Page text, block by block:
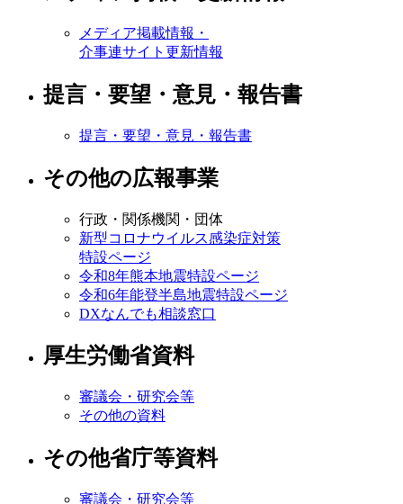
メディア掲載情報・
介事連サイト更新情報
提言・要望・意見・報告書
提言・要望・意見・報告書
その他の広報事業
行政・関係機関・団体
新型コロナウイルス感染症対策
特設ページ
令和8年熊本地震特設ページ
令和6年能登半島地震特設ページ
DXなんでも相談窓口
厚生労働省資料
審議会・研究会等
その他の資料
その他省庁等資料
審議会・研究会等